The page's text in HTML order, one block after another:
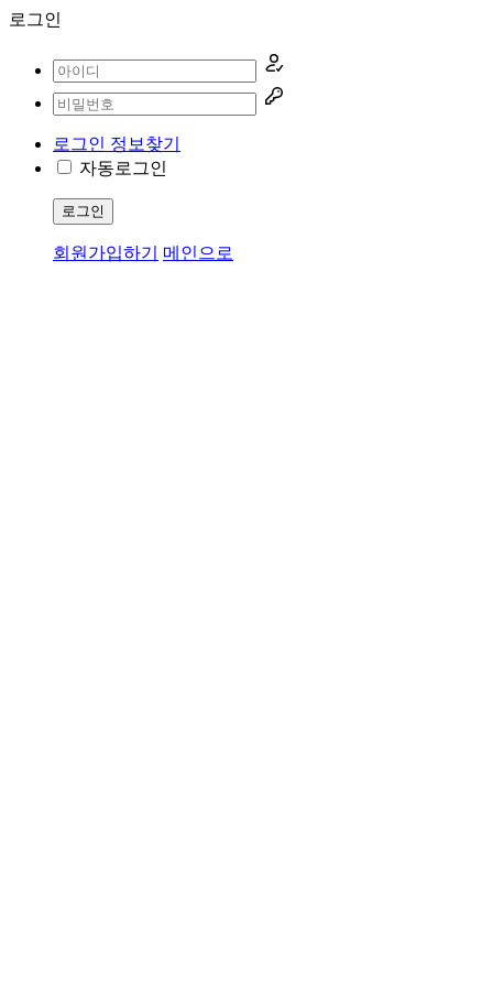
로그인
로그인 정보찾기
자동로그인
로그인
회원가입하기 메인으로